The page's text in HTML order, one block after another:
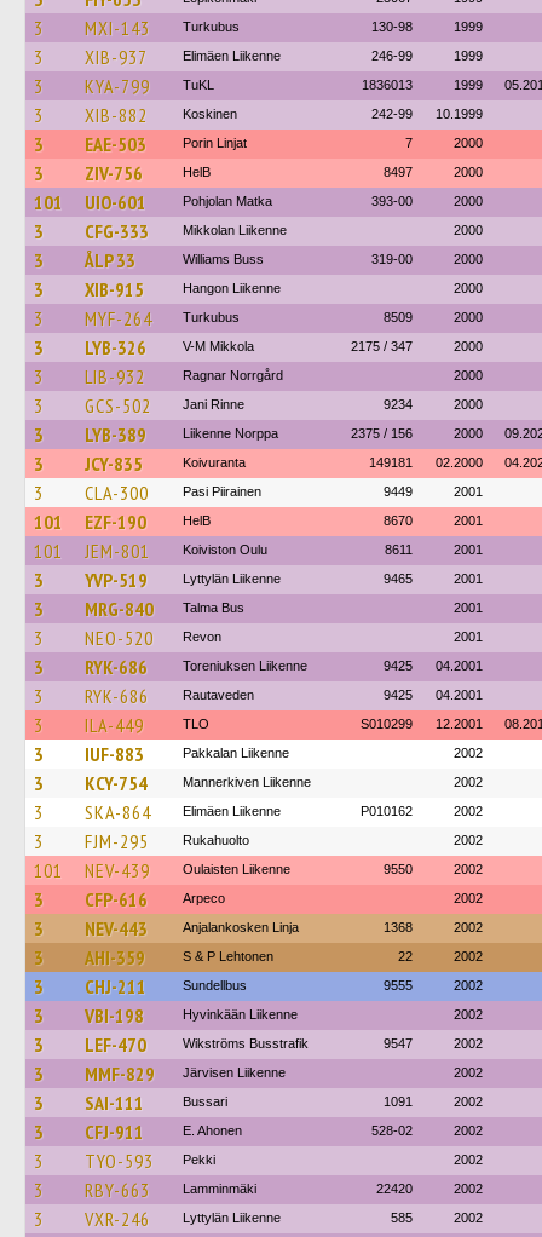
3 MXI-143 Turkubus 130-98 1999
3 XIB-937 Elimäen Liikenne 246-99 1999
3 KYA-799 TuKL 1836013 1999
3 XIB-882 Koskinen 242-99 10.1999
3 EAE-503 Porin Linjat 7 2000
3 ZIV-756 HelB 8497 2000
101 UIO-601 Pohjolan Matka 393-00 2000
3 CFG-333 Mikkolan Liikenne 2000
3 ÅLP 33 Williams Buss 319-00 2000
3 XIB-915 Hangon Liikenne 2000
3 MYF-264 Turkubus 8509 2000
3 LYB-326 V-M Mikkola 2175 / 347 2000
3 LIB-932 Ragnar Norrgård 2000
3 GCS-502 Jani Rinne 9234 2000
3 LYB-389 Liikenne Norppa 2375 / 156 2000
3 JCY-835 Koivuranta 149181 02.2000
3 CLA-300 Pasi Piirainen 9449 2001
101 EZF-190 HelB 8670 2001
101 JEM-801 Koiviston Oulu 8611 2001
3 YVP-519 Lyttylän Liikenne 9465 2001
3 MRG-840 Talma Bus 2001
3 NEO-520 Revon 2001
3 RYK-686 Toreniuksen Liikenne 9425 04.2001
3 RYK-686 Rautaveden 9425 04.2001
3 ILA-449 TLO S010299 12.2001
3 IUF-883 Pakkalan Liikenne 2002
3 KCY-754 Mannerkiven Liikenne 2002
3 SKA-864 Elimäen Liikenne P010162 2002
3 FJM-295 Rukahuolto 2002
101 NEV-439 Oulaisten Liikenne 9550 2002
3 CFP-616 Arpeco 2002
3 NEV-443 Anjalankosken Linja 1368 2002
3 AHI-359 S & P Lehtonen 22 2002
3 CHJ-211 Sundellbus 9555 2002
3 VBI-198 Hyvinkään Liikenne 2002
3 LEF-470 Wikströms Busstrafik 9547 2002
3 MMF-829 Järvisen Liikenne 2002
3 SAI-111 Bussari 1091 2002
3 CFJ-911 E. Ahonen 528-02 2002
3 TYO-593 Pekki 2002
3 RBY-663 Lamminmäki 22420 2002
3 VXR-246 Lyttylän Liikenne 585 2002